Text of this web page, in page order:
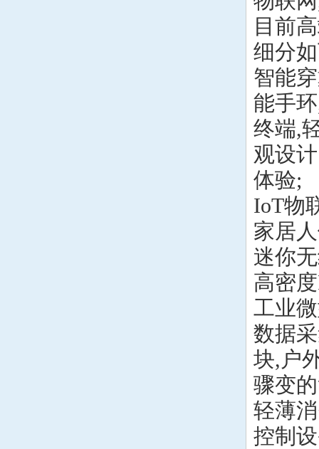
目前
细分
智能
能手
终端,
观设
体验;
IoT物
家居
迷你
高密
工业
数据
块,户
骤变
轻薄
控制